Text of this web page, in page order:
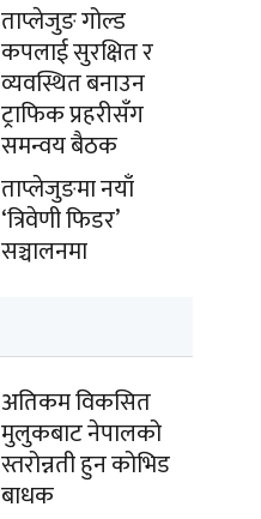
ताप्लेजुङ गोल्ड
कपलाई सुरक्षित र
व्यवस्थित बनाउन
ट्राफिक प्रहरीसँग
समन्वय बैठक
ताप्लेजुङमा नयाँ
‘त्रिवेणी फिडर’
सञ्चालनमा
अतिकम विकसित
मुलुकबाट नेपालको
स्तरोन्नती हुन कोभिड
बाधक